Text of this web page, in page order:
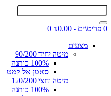
0 פריט\ים - ₪0.00
0
מצעים
מיטה יחיד 90/200
100% כותנה
סאטן אל קמט
מיטה וחצי 120/200
100% כותנה